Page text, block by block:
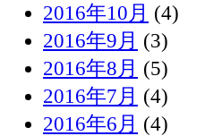
2016年10月 (4)
2016年9月 (3)
2016年8月 (5)
2016年7月 (4)
2016年6月 (4)